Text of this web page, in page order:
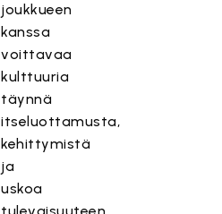
joukkueen
kanssa
voittavaa
kulttuuria
täynnä
itseluottamusta,
kehittymistä
ja
uskoa